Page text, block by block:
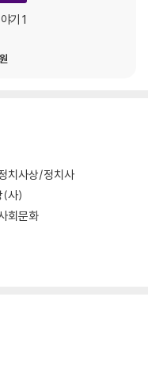
기 1
원
치사상/정치사
(사)
회문화